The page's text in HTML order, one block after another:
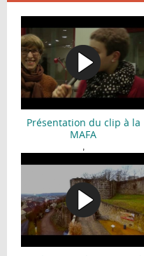
Présentation du clip à la
MAFA
,